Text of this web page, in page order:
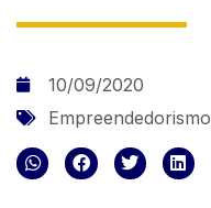
10/09/2020
Empreendedorismo